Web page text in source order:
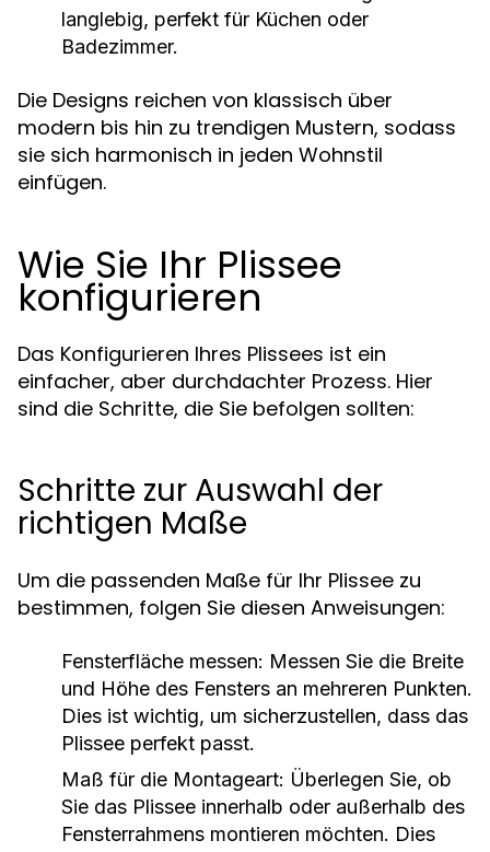
langlebig, perfekt für Küchen oder
Badezimmer.
Die Designs reichen von klassisch über
modern bis hin zu trendigen Mustern, sodass
sie sich harmonisch in jeden Wohnstil
einfügen.
Wie Sie Ihr Plissee
konfigurieren
Das Konfigurieren Ihres Plissees ist ein
einfacher, aber durchdachter Prozess. Hier
sind die Schritte, die Sie befolgen sollten:
Schritte zur Auswahl der
richtigen Maße
Um die passenden Maße für Ihr Plissee zu
bestimmen, folgen Sie diesen Anweisungen:
Fensterfläche messen: Messen Sie die Breite
und Höhe des Fensters an mehreren Punkten.
Dies ist wichtig, um sicherzustellen, dass das
Plissee perfekt passt.
Maß für die Montageart: Überlegen Sie, ob
Sie das Plissee innerhalb oder außerhalb des
Fensterrahmens montieren möchten. Dies